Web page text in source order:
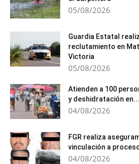
05/08/2026
Guardia Estatal
reclutamiento en
Victoria
05/08/2026
Atienden a 100
y deshidratación en...
04/08/2026
FGR realiza
vinculación a
04/08/2026